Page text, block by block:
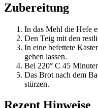
Zubereitung
In das Mehl die Hefe
Den Teig mit den
In eine befettete
gehen lassen.
Bei 220° C 45
Das Brot nach dem
stürzen.
Rezept Hinweise